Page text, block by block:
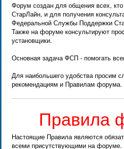
Форум создан для общения всех,
СтарЛайн, и для получения
Федеральной Службы Поддержки
Также на форуме консультируют
установщики.
Основная задача ФСП - помогать
Для наибольшего удобства просим
рекомендациям и Правилам форума.
Правила
Настоящие Правила являются
всеми присутствующими на форуме.